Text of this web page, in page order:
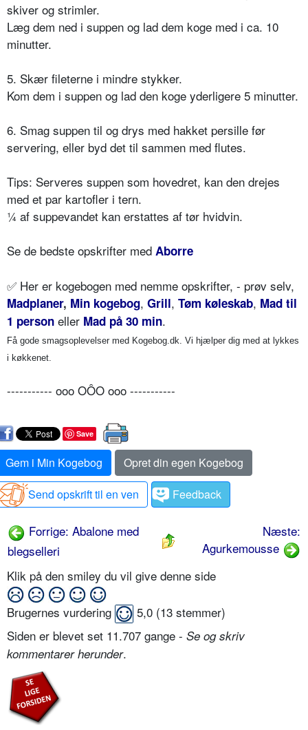
skiver og strimler.
Læg dem ned i suppen og lad dem koge med i ca. 10
minutter.
5. Skær fileterne i mindre stykker.
Kom dem i suppen og lad den koge yderligere 5 minutter.
6. Smag suppen til og drys med hakket persille før
servering, eller byd det til sammen med flutes.
Tips: Serveres suppen som hovedret, kan den drejes
med et par kartofler i tern.
¼ af suppevandet kan erstattes af tør hvidvin.
Se de bedste opskrifter med Aborre
✅ Her er kogebogen med nemme opskrifter, - prøv selv,
Madplaner, Min kogebog, Grill, Tøm køleskab, Mad til
1 person eller Mad på 30 min.
Få gode smagsoplevelser med Kogebog.dk. Vi hjælper dig med at lykkes
i køkkenet.
----------- ooo OÔO ooo -----------
Save
Gem i Min Kogebog
Opret din egen Kogebog
Send opskrift til en ven
Feedback
Forrige: Abalone med
blegselleri
Næste:
Agurkemousse
Klik på den smiley du vil give denne side
Brugernes vurdering 5,0 (13 stemmer)
Siden er blevet set 11.707 gange - Se og skriv
kommentarer herunder.